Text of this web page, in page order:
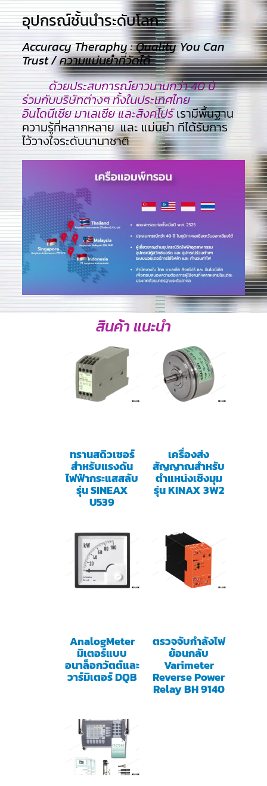
อุปกรณ์ชั้นนำระดับโลก​
Accuracy Theraphy : Quality You Can
Trust / ความแม่นยำที่วัดได้
ด้วยประสบการณ์ยาวนานกว่า 40 ปี
ร่วมกับบริษัทต่างๆ ทั้งในประเทศไทย
อินโดนีเซีย มาเลเซีย และสิงคโปร์เรามีพื้นฐาน
ความรู้ที่หลากหลาย และ แม่นยำ ทีไ่ด้รับการ
ไว้วางใจระดับนานาชาติ
สินค้า แนะนำ
ทรานสดิวเซอร์
สำหรับแรงดัน
ไฟฟ้ากระแสสลับ
รุ่น SINEAX
U539
เครื่องส่ง
สัญญาณสำหรับ
ตำแหน่งเชิงมุม
รุ่น KINAX 3W2
AnalogMeter
มิเตอร์แบบ
อนาล็อกวัตต์และ
วาร์มิเตอร์ DQB
ตรวจจับกำลังไฟ
ย้อนกลับ
Varimeter
Reverse Power
Relay BH 9140